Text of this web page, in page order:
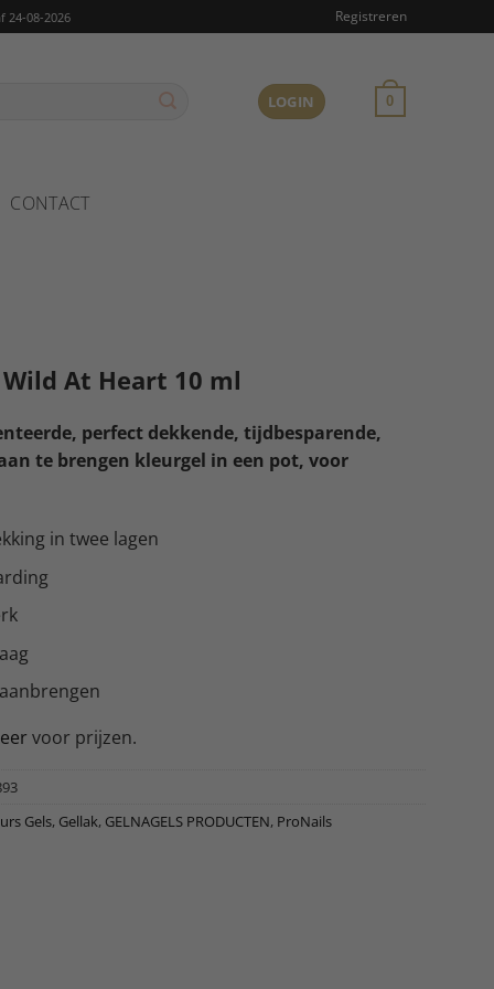
08-2026 Registreren
LOGIN 0
CONTACT
At Heart 10 ml
perfect dekkende, tijdbesparende,
te brengen kleurgel in een pot, voor
in twee lagen
voor prijzen.
Gels, Gellak, GELNAGELS PRODUCTEN, ProNails